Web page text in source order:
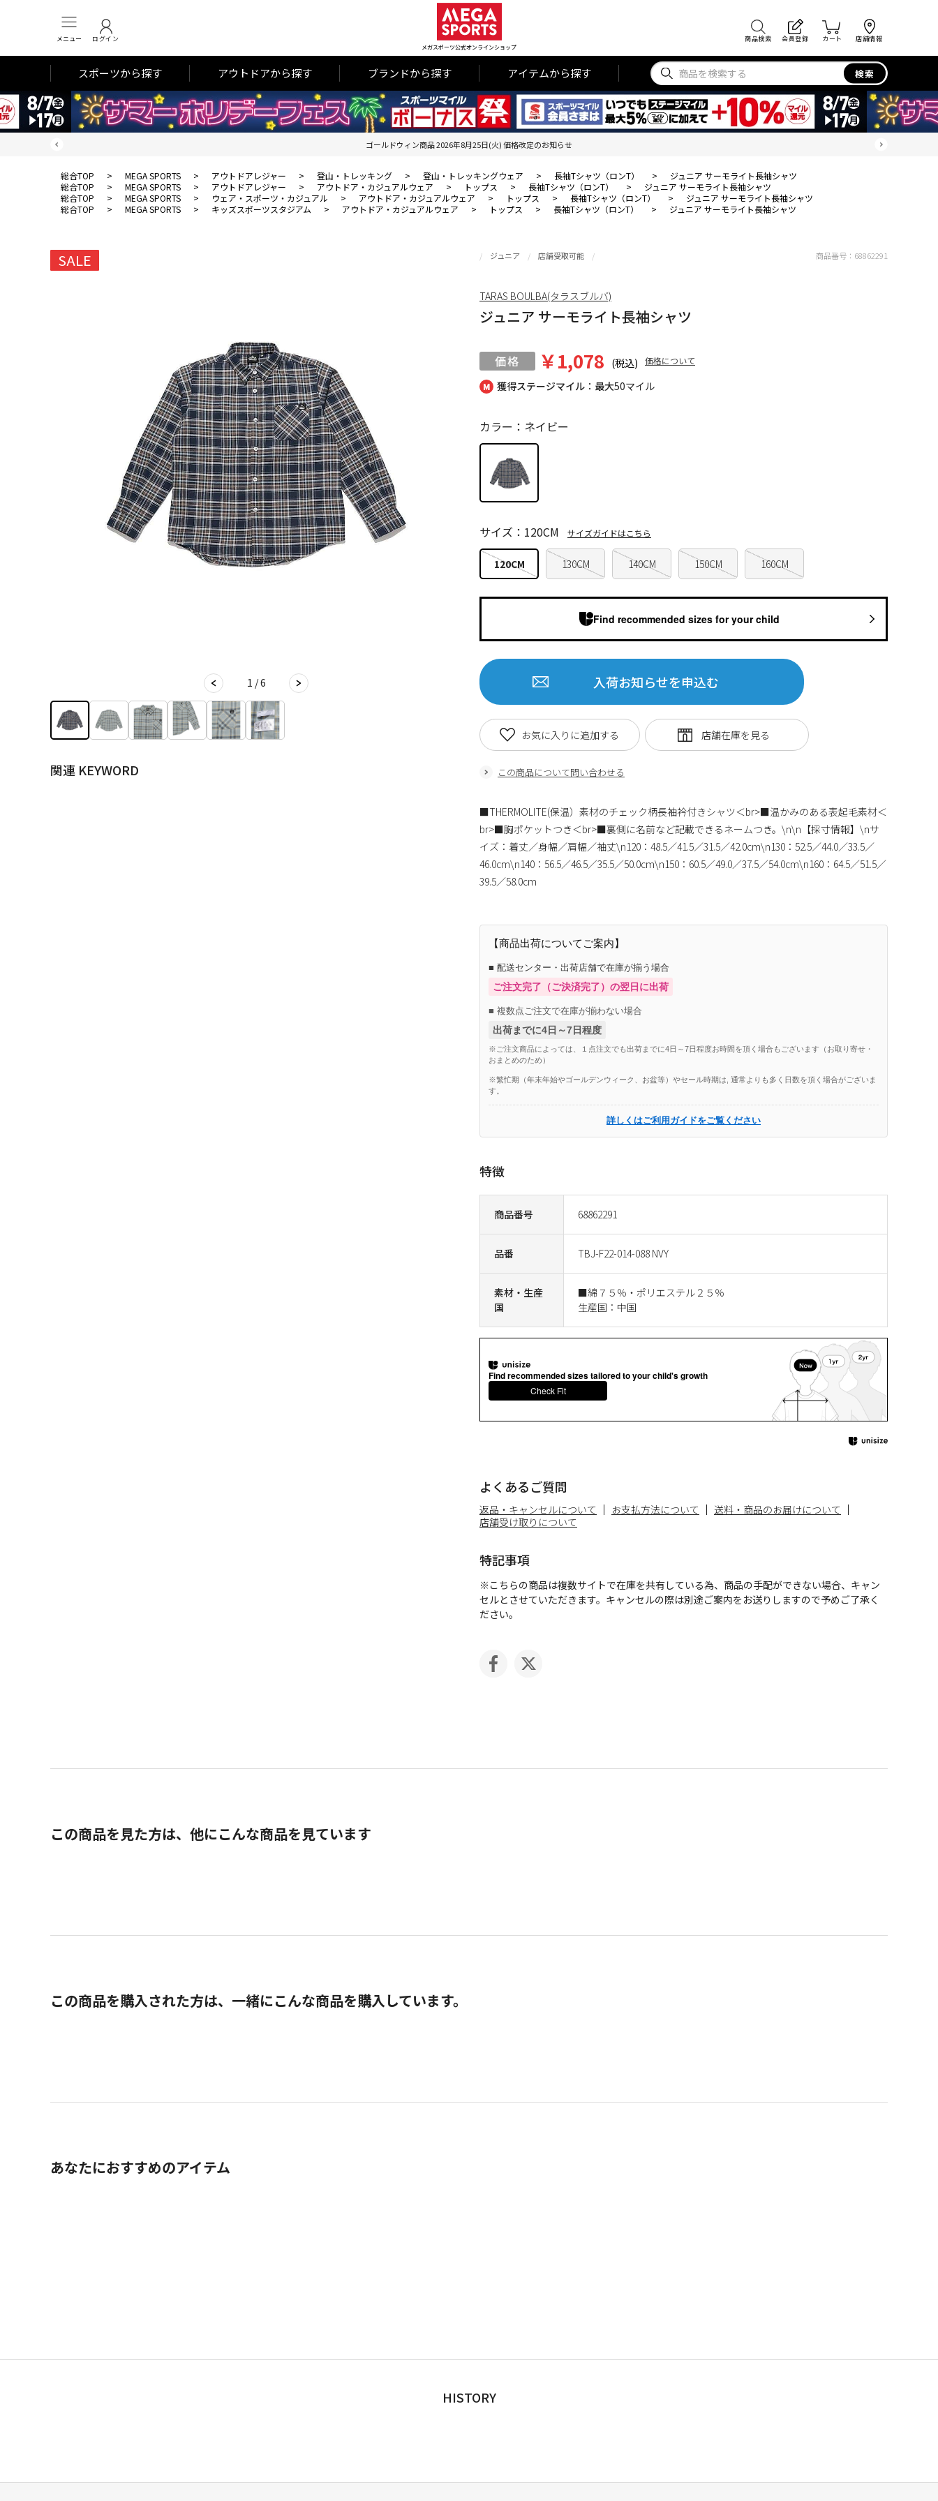
メニュー ログイン
メガスポーツ公式オンラインショップ
商品検索 会員登録 カート 店舗情報
スポーツから探す アウトドアから探す ブランドから探す アイテムから探す 検索
ゴールドウィン商品 2026年8月25日(火) 価格改定のお知らせ
総合TOP > MEGA SPORTS > アウトドアレジャー > 登山・トレッキング > 登山・トレッキングウェア > 長袖Tシャツ（ロンT） >
ジュニア サーモライト長袖シャツ
総合TOP
> MEGA SPORTS > アウトドアレジャー > アウトドア・カジュアルウェア > トップス > 長袖Tシャツ（ロンT） >
ジュニア サーモライト長袖シャツ
総合TOP
> MEGA SPORTS > ウェア・スポーツ・カジュアル > アウトドア・カジュアルウェア > トップス > 長袖Tシャツ（ロンT） >
ジュニア サーモライト長袖シャツ
総合TOP
> MEGA SPORTS > キッズスポーツスタジアム > アウトドア・カジュアルウェア > トップス > 長袖Tシャツ（ロンT） > ジュニア サーモライト長袖シャツ
SALE
1 / 6
関連 KEYWORD
獲得ステージマイル：最大50マイル
ジュニア 店舗受取可能
ジュニア サーモライト長袖シャツ
￥1,078 (税込) 価格について
商品番号 68862291
品番 TBJ-F22-014-088 NVY
素材・生産
国
■綿７５％・ポリエステル２５％
生産国：中国
カラー：ネイビー
120CM 130CM 140CM 150CM 160CM
サイズ：120CM サイズガイドはこちら
入荷お知らせを申込む
この商品について問い合わせる
お気に入りに追加する
商品番号： 68862291
TARAS BOULBA(タラスブルバ)
■THERMOLITE(保温）素材のチェック柄長袖衿付きシャツ＜br>■温かみのある表起毛素材＜
br>■胸ポケットつき＜br>■裏側に名前など記載できるネームつき。\n\n【採寸情報】\nサ
イズ：着丈／身幅／肩幅／袖丈\n120：48.5／41.5／31.5／42.0cm\n130：52.5／44.0／33.5／
46.0cm\n140：56.5／46.5／35.5／50.0cm\n150：60.5／49.0／37.5／54.0cm\n160：64.5／51.5／
39.5／58.0cm
【商品出荷についてご案内】
■ 配送センター・出荷店舗で在庫が揃う場合
ご注文完了（ご決済完了）の翌日に出荷
■ 複数点ご注文で在庫が揃わない場合
出荷までに4日～7日程度
※ご注文商品によっては、１点注文でも出荷までに4日～7日程度お時間を頂く場合もございます（お取り寄せ・
おまとめのため）
※繁忙期（年末年始やゴールデンウィーク、お盆等）やセール時期は, 通常よりも多く日数を頂く場合がございま
す。
詳しくはご利用ガイドをご覧ください
特徴
よくあるご質問
返品・キャンセルについて お支払方法について
送料・商品のお届けについて
店舗受け取りについて
特記事項
※こちらの商品は複数サイトで在庫を共有している為、商品の手配ができない場合、キャン
セルとさせていただきます。キャンセルの際は別途ご案内をお送りしますので予めご了承く
ださい。
Find recommended sizes for your child
Find recommended sizes tailored to your child's growth
Check Fit
この商品を見た方は、他にこんな商品を見ています
この商品を購入された方は、一緒にこんな商品を購入しています。
あなたにおすすめのアイテム
HISTORY